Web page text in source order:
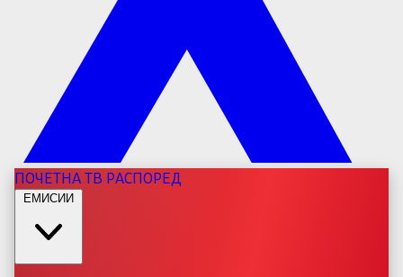
ПОЧЕТНАТВ РАСПОРЕД
ЕМИСИИ